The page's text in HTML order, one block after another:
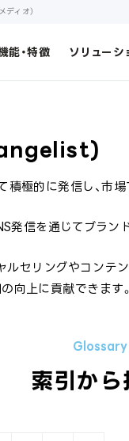
ィオ）
能・特徴 ソリューシ
積極的に発信し、市
発信を通じてブラン
ルセリングやコンテ
向上に貢献できます。
索引から